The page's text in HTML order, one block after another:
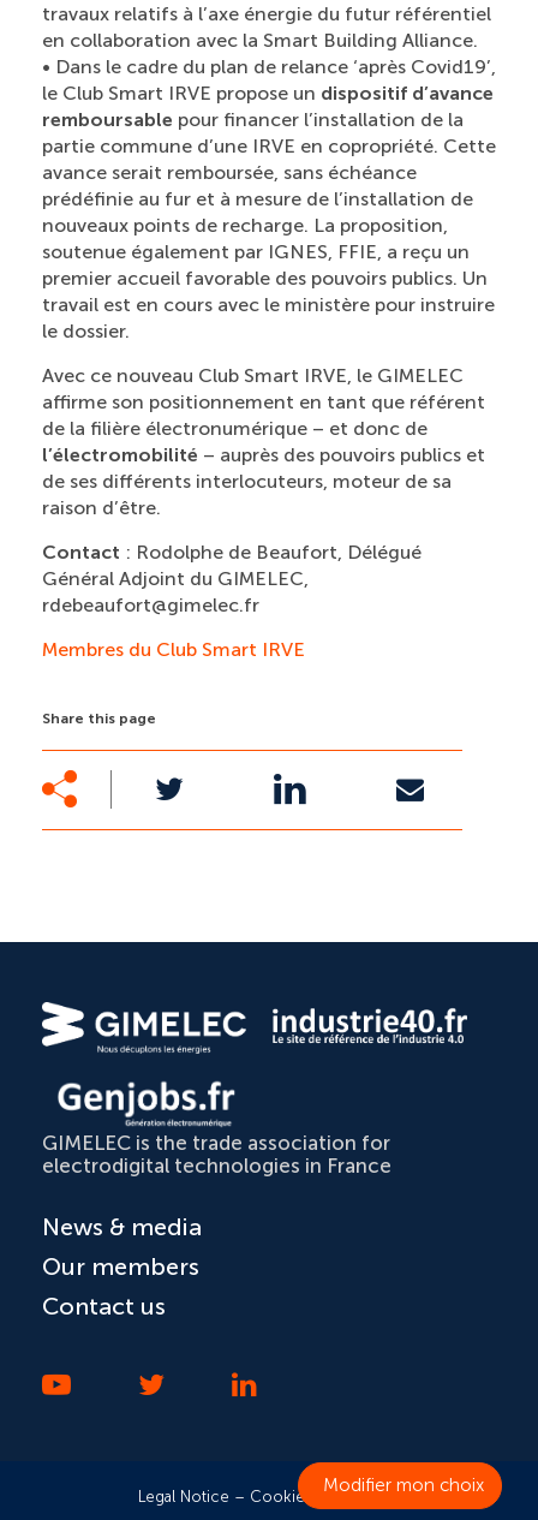
travaux relatifs à l’axe énergie du futur référentiel
en collaboration avec la Smart Building Alliance.
• Dans le cadre du plan de relance ‘après Covid19’,
le Club Smart IRVE propose un dispositif d’avance
remboursable pour financer l’installation de la
partie commune d’une IRVE en copropriété. Cette
avance serait remboursée, sans échéance
prédéfinie au fur et à mesure de l’installation de
nouveaux points de recharge. La proposition,
soutenue également par IGNES, FFIE, a reçu un
premier accueil favorable des pouvoirs publics. Un
travail est en cours avec le ministère pour instruire
le dossier.
Avec ce nouveau Club Smart IRVE, le GIMELEC
affirme son positionnement en tant que référent
de la filière électronumérique – et donc de
l’électromobilité – auprès des pouvoirs publics et
de ses différents interlocuteurs, moteur de sa
raison d’être.
Contact : Rodolphe de Beaufort, Délégué
Général Adjoint du GIMELEC,
rdebeaufort@gimelec.fr
Membres du Club Smart IRVE
Share this page
GIMELEC is the trade association for
electrodigital technologies in France
News & media
Our members
Contact us
Legal Notice – Cookies and privacy